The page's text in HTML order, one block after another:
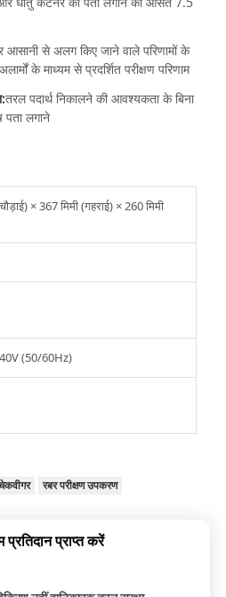
से अलग किए जाने वाले परिणामों के
के माध्यम से प्रदर्शित परीक्षण परिणाम
तरल पदार्थ निकालने की आवश्यकता के बिना
लगाने
× 367 मिमी (गहराई) × 260 मिमी
(50/60Hz)
रबर परीक्षण उपकरण
प्राप्त करें